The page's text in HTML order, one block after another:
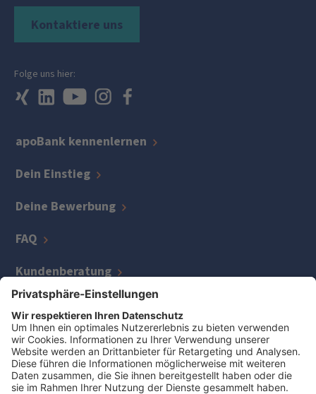
apoBank kennenlernen
Dein Einstieg
Deine Bewerbung
FAQ
Kundenberatung
IT
Kreditmanagement
Zentrale Bereiche
Kontaktiere uns
Folge uns hier: